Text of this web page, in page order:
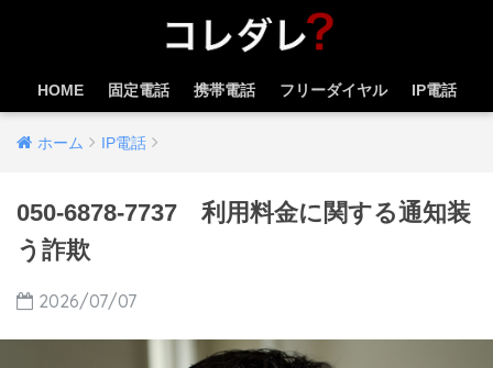
HOME 固定電話 携帯電話 フリーダイヤル IP電話
ホーム IP電話
050-6878-7737 利用料金に関する通知装
う詐欺
2026/07/07